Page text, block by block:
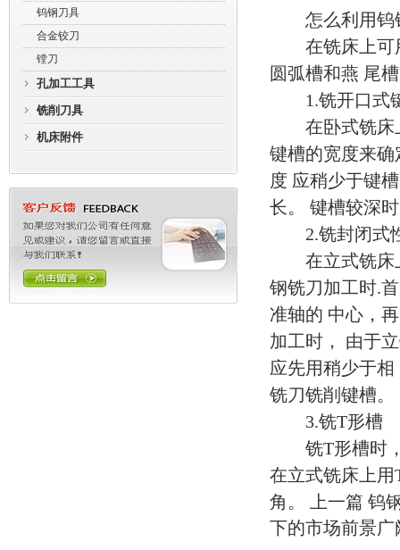
钨钢刀具
合金铰刀
镗刀
孔加工工具
铣削刀具
机床附件
怎么利用钨
在铣床上可用
圆弧槽和燕 尾
1.铣开口式
在卧式铣床上
键槽的宽度来
度 应稍少于键
长。 键槽较深
2.铣封闭式
在立式铣床上
钢铣刀加工时.
准轴的 中心，
加工时， 由于
应先用稍少于
铣刀铣削键槽。
3.铣T形槽
铣T形槽时，
在立式铣床上
角。 上一篇 钨
下的市场前景广